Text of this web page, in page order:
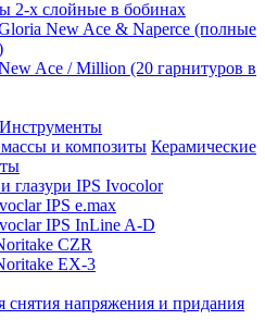
х слойные в бобинах
New Ace & Naperce (полные
Ace / Million (20 гарнитуров в
Инструменты
Керамические
глазури IPS Ivocolor
IPS e.max
IPS InLine A-D
CZR
EX-3